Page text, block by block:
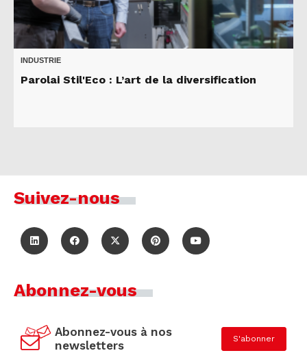
INDUSTRIE
Parolai Stil'Eco : L’art de la diversification
Suivez-nous
Abonnez-vous
Abonnez-vous à nos
newsletters
S'abonner